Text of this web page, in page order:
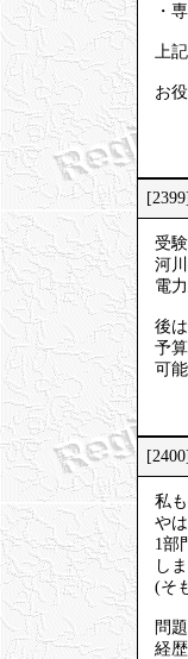
・
上
お
[2399]
受
河
電
後
予
可
[2400]
私
や
1部
し
(そ
問
経